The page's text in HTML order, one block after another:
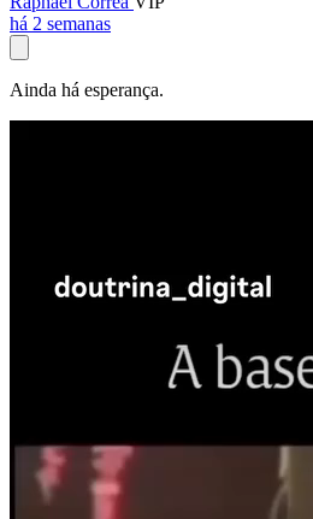
há 2 semanas
Ainda há esperança.